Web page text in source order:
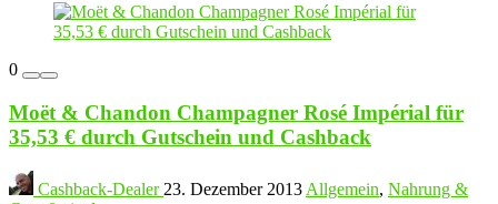
0
Moët & Chandon Champagner Rosé Impérial für
35,53 € durch Gutschein und Cashback
Cashback-Dealer 23. Dezember 2013 Allgemein, Nahrung &